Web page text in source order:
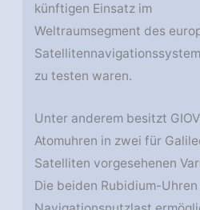
künftigen Einsatz im
Weltraumsegment des
zu testen waren.
Unter anderem besitzt
Atomuhren in zwei für
Satelliten vorgesehenen
Die beiden Rubidium-